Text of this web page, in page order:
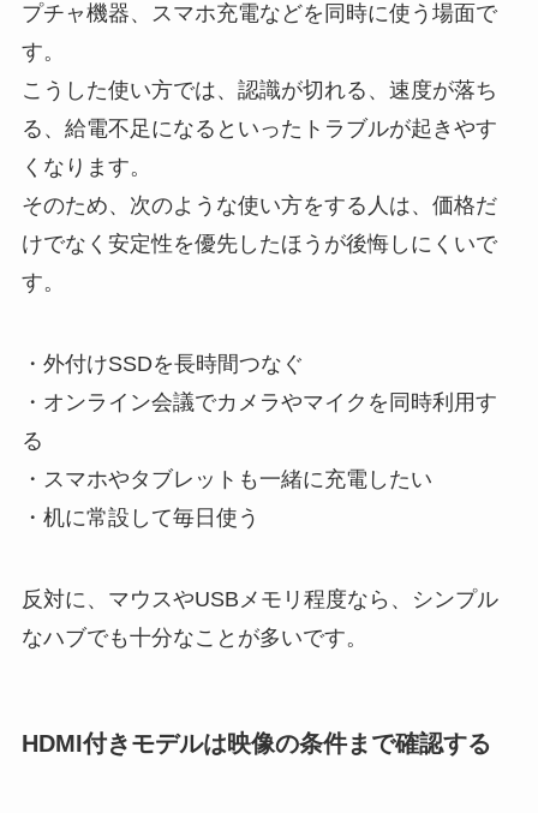
プチャ機器、スマホ充電などを同時に使う場面で
す。
こうした使い方では、認識が切れる、速度が落ち
る、給電不足になるといったトラブルが起きやす
くなります。
そのため、次のような使い方をする人は、価格だ
けでなく安定性を優先したほうが後悔しにくいで
す。
・外付けSSDを長時間つなぐ
・オンライン会議でカメラやマイクを同時利用す
る
・スマホやタブレットも一緒に充電したい
・机に常設して毎日使う
反対に、マウスやUSBメモリ程度なら、シンプル
なハブでも十分なことが多いです。
HDMI付きモデルは映像の条件まで確認する